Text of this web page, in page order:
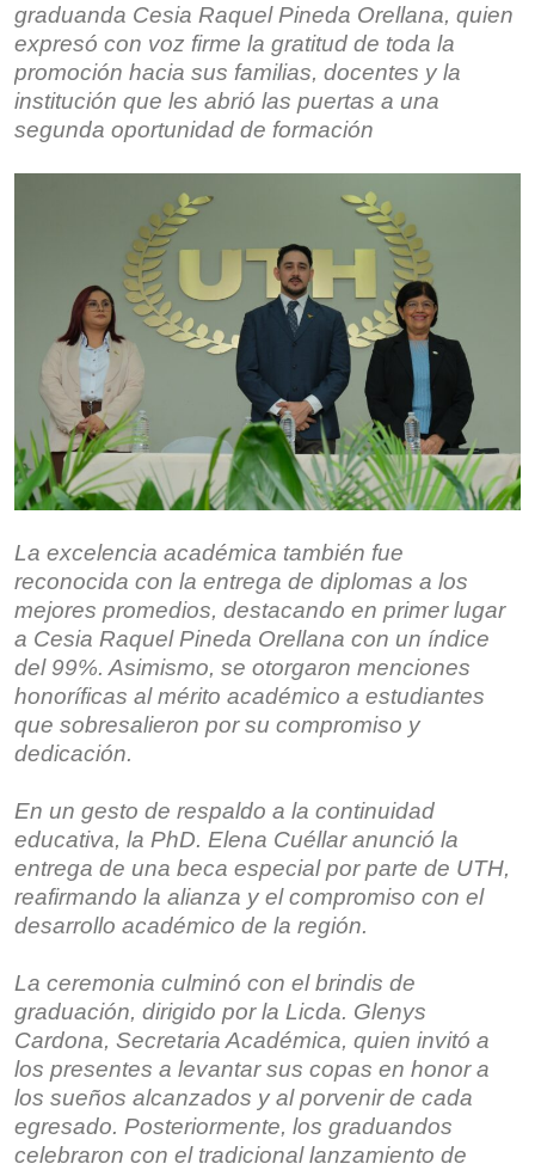
graduanda Cesia Raquel Pineda Orellana, quien
expresó con voz firme la gratitud de toda la
promoción hacia sus familias, docentes y la
institución que les abrió las puertas a una
segunda oportunidad de formación
La excelencia académica también fue
reconocida con la entrega de diplomas a los
mejores promedios, destacando en primer lugar
a Cesia Raquel Pineda Orellana con un índice
del 99%. Asimismo, se otorgaron menciones
honoríficas al mérito académico a estudiantes
que sobresalieron por su compromiso y
dedicación.
En un gesto de respaldo a la continuidad
educativa, la PhD. Elena Cuéllar anunció la
entrega de una beca especial por parte de UTH,
reafirmando la alianza y el compromiso con el
desarrollo académico de la región.
La ceremonia culminó con el brindis de
graduación, dirigido por la Licda. Glenys
Cardona, Secretaria Académica, quien invitó a
los presentes a levantar sus copas en honor a
los sueños alcanzados y al porvenir de cada
egresado. Posteriormente, los graduandos
celebraron con el tradicional lanzamiento de